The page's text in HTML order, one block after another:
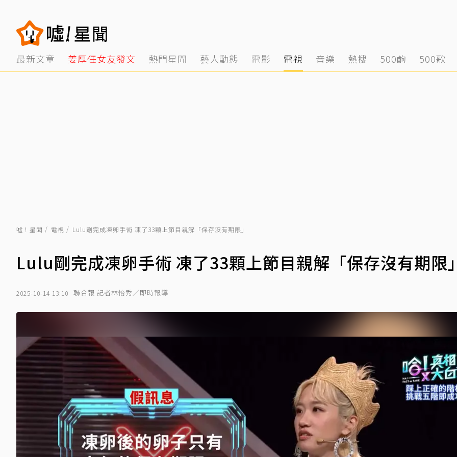
最新文章 姜厚任女友發文 熱門星聞 藝人動態 電影 電視 音樂 熱搜 500齣 500歌
噓！星聞 電視 Lulu剛完成凍卵手術 凍了33顆上節目親解「保存沒有期限」
Lulu剛完成凍卵手術 凍了33顆上節目親解「保存沒有期限
2025-10-14 13:10 聯合報 記者林怡秀／即時報導